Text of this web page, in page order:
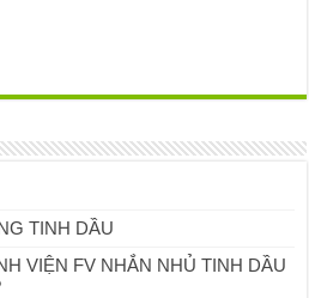
TINH DẦU
VIỆN FV NHẮN NHỦ TINH DẦU